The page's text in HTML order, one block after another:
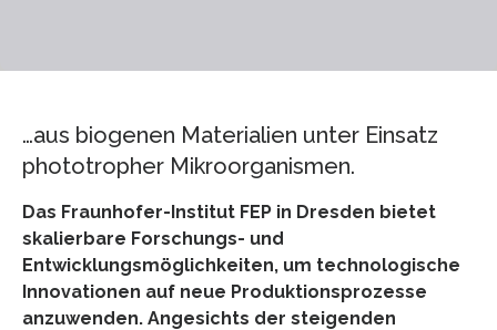
…aus biogenen Materialien unter Einsatz
phototropher Mikroorganismen.
Das Fraunhofer-Institut FEP in Dresden bietet
skalierbare Forschungs- und
Entwicklungsmöglichkeiten, um technologische
Innovationen auf neue Produktionsprozesse
anzuwenden. Angesichts der steigenden